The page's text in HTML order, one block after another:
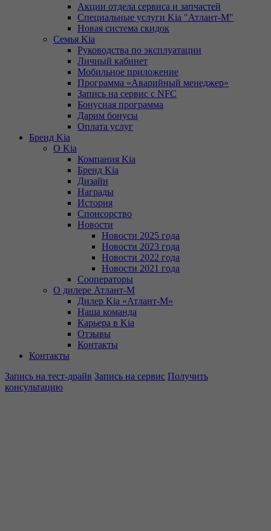
Акции отдела сервиса и запчастей
Специальные услуги Kia "Атлант-М"
Новая система скидок
Семья Kia
Руководства по эксплуатации
Личный кабинет
Мобильное приложение
Программа «Аварийный менеджер»
Запись на сервис с NFC
Бонусная программа
Дарим бонусы
Оплата услуг
Бренд Kia
О Kia
Компания Kia
Бренд Kia
Дизайн
Награды
История
Спонсорство
Новости
Новости 2025 года
Новости 2023 года
Новости 2022 года
Новости 2021 года
Сооператоры
О дилере Атлант-М
Дилер Kia «Атлант-М»
Наша команда
Карьера в Kia
Отзывы
Контакты
Контакты
Запись на тест-драйв Запись на сервис Получить
консультацию